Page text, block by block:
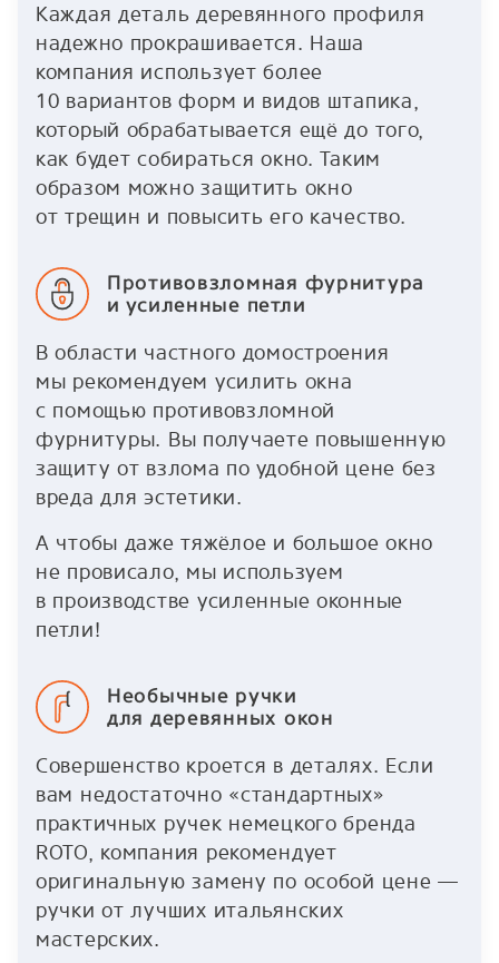
Каждая деталь деревянного профиля
надежно прокрашивается. Наша
компания использует более
10 вариантов форм и видов штапика,
который обрабатывается ещё до того,
как будет собираться окно. Таким
образом можно защитить окно
от трещин и повысить его качество.
Противовзломная фурнитура
и усиленные петли
В области частного домостроения
мы рекомендуем усилить окна
с помощью противовзломной
фурнитуры. Вы получаете повышенную
защиту от взлома по удобной цене без
вреда для эстетики.
А чтобы даже тяжёлое и большое окно
не провисало, мы используем
в производстве усиленные оконные
петли!
Необычные ручки
для деревянных окон
Совершенство кроется в деталях. Если
вам недостаточно «стандартных»
практичных ручек немецкого бренда
ROTO, компания рекомендует
оригинальную замену по особой цене —
ручки от лучших итальянских
мастерских.